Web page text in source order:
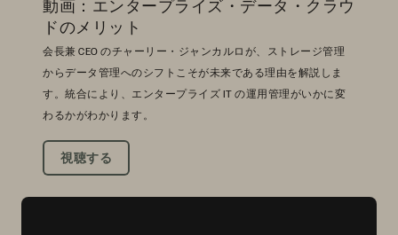
動画：エンタープライズ・データ・クラウ
ドのメリット
会長兼 CEO のチャーリー・ジャンカルロが、ストレージ管理
からデータ管理へのシフトこそが未来である理由を解説しま
す。統合により、エンタープライズ IT の運用管理がいかに変
わるかがわかります。
視聴する